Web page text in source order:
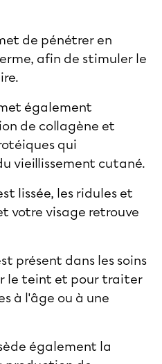
de pénétrer en
afin de stimuler le
également
de collagène et
qui
vieillissement cutané.
lissée, les ridules et
votre visage retrouve
présent dans les soins
le teint et pour traiter
à l'âge ou à une
également la